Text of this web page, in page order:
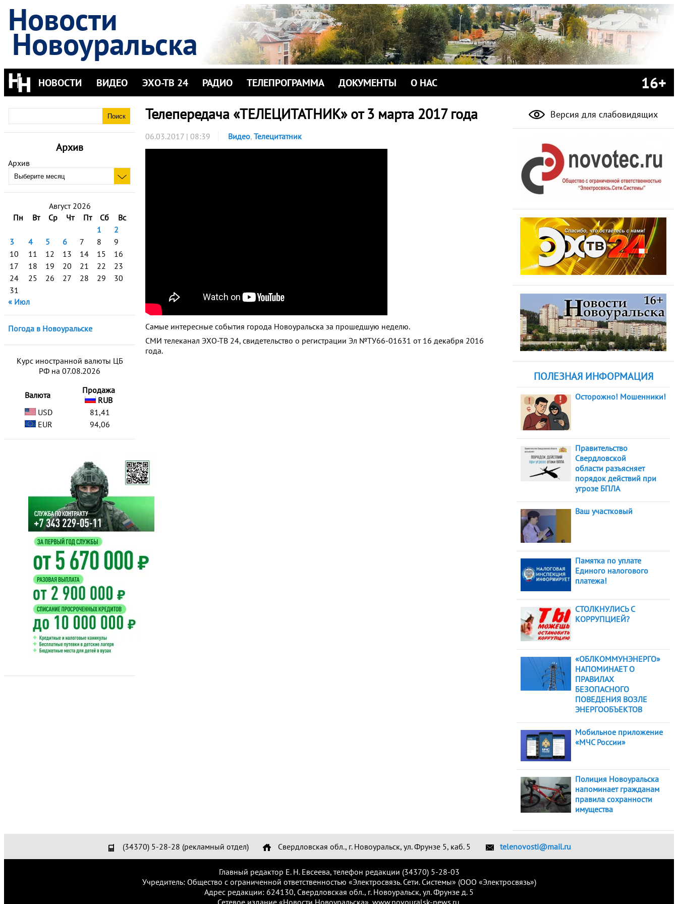
Новости
Новоуральска
НОВОСТИ ВИДЕО ЭХО-ТВ 24 РАДИО ТЕЛЕПРОГРАММА ДОКУМЕНТЫ О НАС 16+
Архив
Архив
Август 2026
Пн
Вт Ср Чт Пт Сб
Вс
1
2
3
4 5 6 7 8
9
10
11 12 13 14 15
16
17
18 19 20 21 22
23
24
25 26 27 28 29
30
31
« Июл
Погода в Новоуральске
Курс иностранной валюты ЦБ
РФ на 07.08.2026
Валюта
Продажа
RUB
USD
81,41
EUR
94,06
Телепередача «ТЕЛЕЦИТАТНИК» от 3 марта 2017 года
06.03.2017 | 08:39 Видео, Телецитатник
Самые интересные события города Новоуральска за прошедшую неделю.
СМИ телеканал ЭХО-ТВ 24, свидетельство о регистрации Эл №ТУ66-01631 от 16 декабря 2016
года.
Версия для слабовидящих
ПОЛЕЗНАЯ ИНФОРМАЦИЯ
Осторожно! Мошенники!
Правительство
Свердловской
области разъясняет
порядок действий при
угрозе БПЛА
Ваш участковый
Памятка по уплате
Единого налогового
платежа!
СТОЛКНУЛИСЬ С
КОРРУПЦИЕЙ?
«ОБЛКОММУНЭНЕРГО»
НАПОМИНАЕТ О
ПРАВИЛАХ
БЕЗОПАСНОГО
ПОВЕДЕНИЯ ВОЗЛЕ
ЭНЕРГООБЪЕКТОВ
Мобильное приложение
«МЧС России»
Полиция Новоуральска
напоминает гражданам
правила сохранности
имущества
(34370) 5-28-28 (рекламный отдел) Свердловская обл., г. Новоуральск, ул. Фрунзе 5, каб. 5 telenovosti@mail.ru
Главный редактор Е. Н. Евсеева, телефон редакции (34370) 5-28-03
Учредитель: Общество с ограниченной ответственностью «Электросвязь. Сети. Системы» (ООО «Электросвязь»)
Адрес редакции: 624130, Свердловская обл., г. Новоуральск, ул. Фрунзе д. 5